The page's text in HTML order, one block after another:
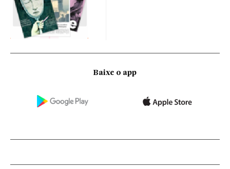
Baixe o app